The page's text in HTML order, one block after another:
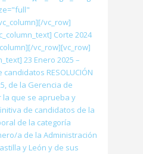
vc_row]
Corte 2024
vc_row][vc_row]
23 Enero 2025 –
RESOLUCIÓN
de la Gerencia de
la que se aprueba y
de candidatos de la
de la categoría
a de la Administración
y León y de sus